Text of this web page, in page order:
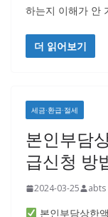
하는지 이해가 안
더 읽어보기
세금·환급·절세
본인부담
급신청 방
2024-03-25 abts
본인부담상한